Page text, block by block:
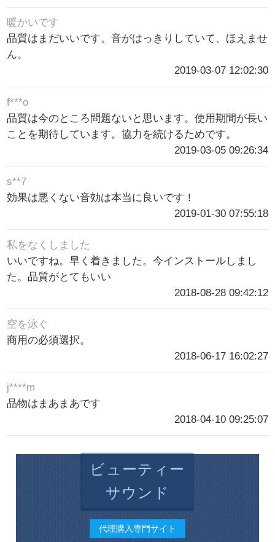
暖かいです
品質はまだいいです。音がはっきりしていて、ほえませ
ん。
2019-03-07 12:02:30
f***o
品質は今のところ問題ないと思います。使用期間が長い
ことを期待しています。協力を続けるためです。
2019-03-05 09:26:34
s**7
効果は悪くない音効は本当に良いです！
2019-01-30 07:55:18
私をなくしました
いいですね。早く着きました。今インストールしまし
た。品質がとてもいい
2018-08-28 09:42:12
空を泳ぐ
商用の必須選択。
2018-06-17 16:02:27
j****m
品物はまあまあです
2018-04-10 09:25:07
ビューティー
サウンド
代理購入専門サイト